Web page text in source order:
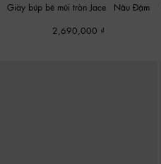
Giày búp bê mũi tròn Jace
Nâu Đậm
2,690,000